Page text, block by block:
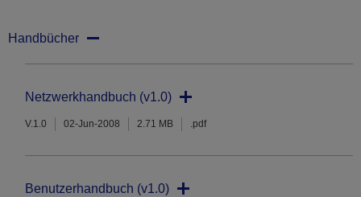
Handbücher
Netzwerkhandbuch (v1.0)
V.1.0 02-Jun-2008 2.71 MB .pdf
Benutzerhandbuch (v1.0)